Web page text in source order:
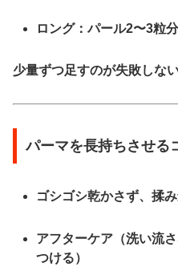
ロング：パール2〜3粒
少量ずつ足すのが失敗しな
パーマを長持ちさせる
ゴシゴシ乾かさず、揉
アフターケア（洗い流
つける）